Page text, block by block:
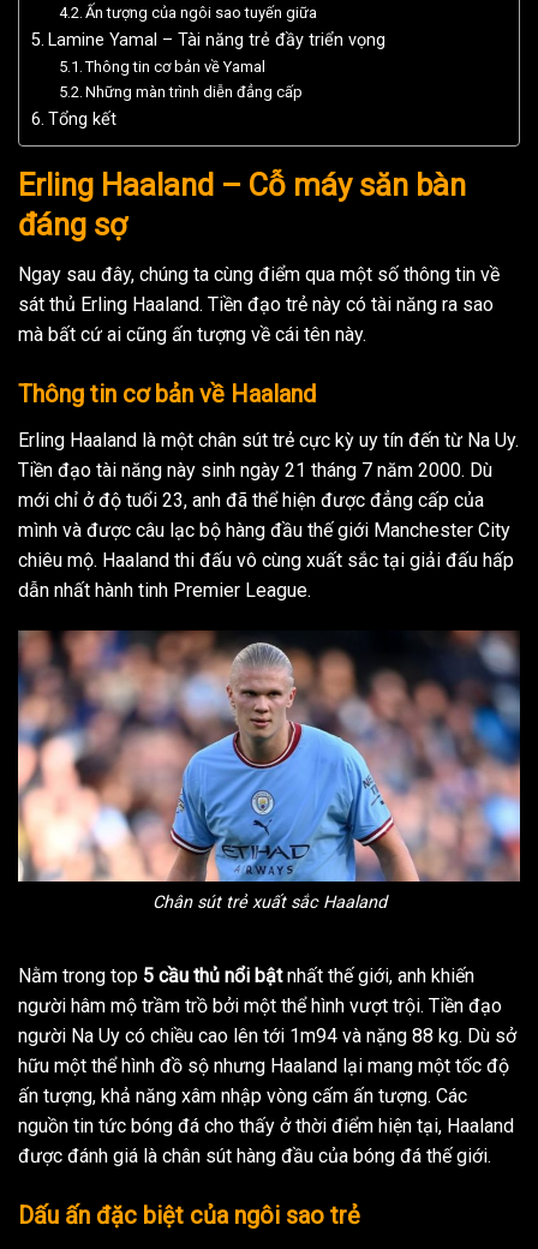
Ấn tượng của ngôi sao tuyến giữa
Lamine Yamal – Tài năng trẻ đầy triển vọng
Thông tin cơ bản về Yamal
Những màn trình diễn đẳng cấp
Tổng kết
Erling Haaland – Cỗ máy săn bàn
đáng sợ
Ngay sau đây, chúng ta cùng điểm qua một số thông tin về
sát thủ Erling Haaland. Tiền đạo trẻ này có tài năng ra sao
mà bất cứ ai cũng ấn tượng về cái tên này.
Thông tin cơ bản về Haaland
Erling Haaland là một chân sút trẻ cực kỳ uy tín đến từ Na Uy.
Tiền đạo tài năng này sinh ngày 21 tháng 7 năm 2000. Dù
mới chỉ ở độ tuổi 23, anh đã thể hiện được đẳng cấp của
mình và được câu lạc bộ hàng đầu thế giới Manchester City
chiêu mộ. Haaland thi đấu vô cùng xuất sắc tại giải đấu hấp
dẫn nhất hành tinh Premier League.
Chân sút trẻ xuất sắc Haaland
Nằm trong top 5 cầu thủ nổi bậtnhất thế giới, anh khiến
người hâm mộ trầm trồ bởi một thể hình vượt trội. Tiền đạo
người Na Uy có chiều cao lên tới 1m94 và nặng 88 kg. Dù sở
hữu một thể hình đồ sộ nhưng Haaland lại mang một tốc độ
ấn tượng, khả năng xâm nhập vòng cấm ấn tượng. Các
nguồn tin tức bóng đá cho thấy ở thời điểm hiện tại, Haaland
được đánh giá là chân sút hàng đầu của bóng đá thế giới.
Dấu ấn đặc biệt của ngôi sao trẻ